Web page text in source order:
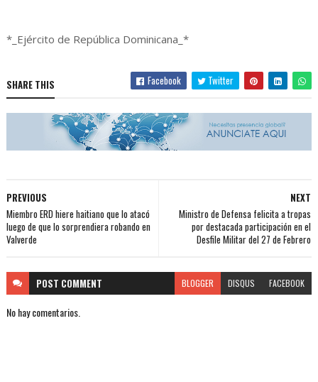
*_Ejército de República Dominicana_*
SHARE THIS Facebook Twitter
NEXT
Ministro de Defensa felicita a tropas
por destacada participación en el
Desfile Militar del 27 de Febrero
PREVIOUS
Miembro ERD hiere haitiano que lo atacó
luego de que lo sorprendiera robando en
Valverde
POST COMMENT BLOGGER DISQUS FACEBOOK
No hay comentarios.